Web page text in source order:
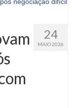
24
MAIO 2026